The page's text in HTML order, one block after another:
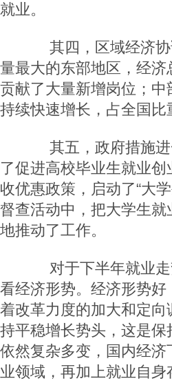
就业。
其四，区域经济协
量最大的东部地区，经
贡献了大量新增岗位；
持续快速增长，占全国比
其五，政府措施进
了促进高校毕业生就业
收优惠政策，启动了“大
督查活动中，把大学生
地推动了工作。
对于下半年就业走
看经济形势。经济形势好
着改革力度的加大和定
持平稳增长势头，这是
依然复杂多变，国内经
业领域，再加上就业自